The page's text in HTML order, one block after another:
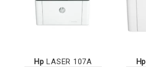
Hp LASER 107A Hp